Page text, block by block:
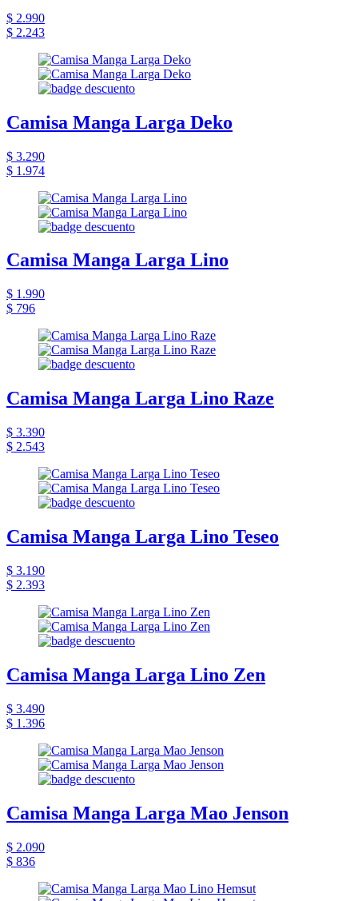
$ 2.990
$ 2.243
Camisa Manga Larga Deko
$ 3.290
$ 1.974
Camisa Manga Larga Lino
$ 1.990
$ 796
Camisa Manga Larga Lino Raze
$ 3.390
$ 2.543
Camisa Manga Larga Lino Teseo
$ 3.190
$ 2.393
Camisa Manga Larga Lino Zen
$ 3.490
$ 1.396
Camisa Manga Larga Mao Jenson
$ 2.090
$ 836